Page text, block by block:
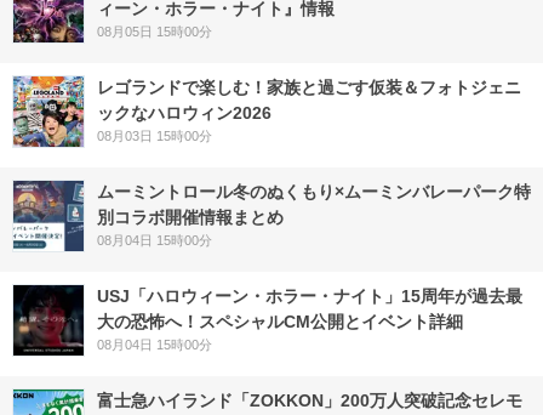
ィーン・ホラー・ナイト』情報
08月05日 15時00分
レゴランドで楽しむ！家族と過ごす仮装＆フォトジェニ
ックなハロウィン2026
08月03日 15時00分
ムーミントロール冬のぬくもり×ムーミンバレーパーク特
別コラボ開催情報まとめ
08月04日 15時00分
USJ「ハロウィーン・ホラー・ナイト」15周年が過去最
大の恐怖へ！スペシャルCM公開とイベント詳細
08月04日 15時00分
富士急ハイランド「ZOKKON」200万人突破記念セレモ